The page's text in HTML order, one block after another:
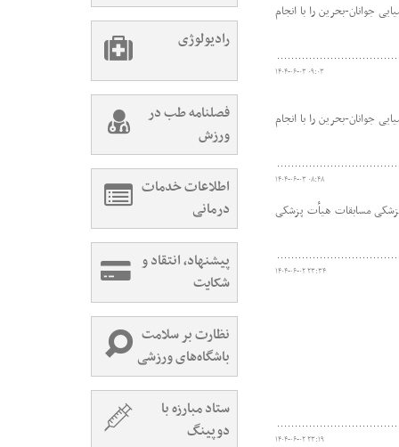
جوانان-بحرین را با انجام
۱۴۰۴-۰۶-۰۳ ۰۹:۰۳
جوانان-بحرین را با انجام
۱۴۰۴-۰۶-۰۳ ۰۸:۴۸
1 و 2 شهریور ماه با حضور کمیتۀ پوشش پزشکی مسابقات هیأت پزشکی
۱۴۰۴-۰۶-۰۲ ۲۳:۳۴
۱۴۰۴-۰۶-۰۲ ۲۳:۱۹
رادیولوژی
فصلنامه طب در
ورزش
اطلاعات خدمات
درمانی
پیشنهاد، انتقاد و
شکایت
نظارت بر سلامت
باشگاه‌های ورزشی
ستاد مبارزه با
دوپینگ